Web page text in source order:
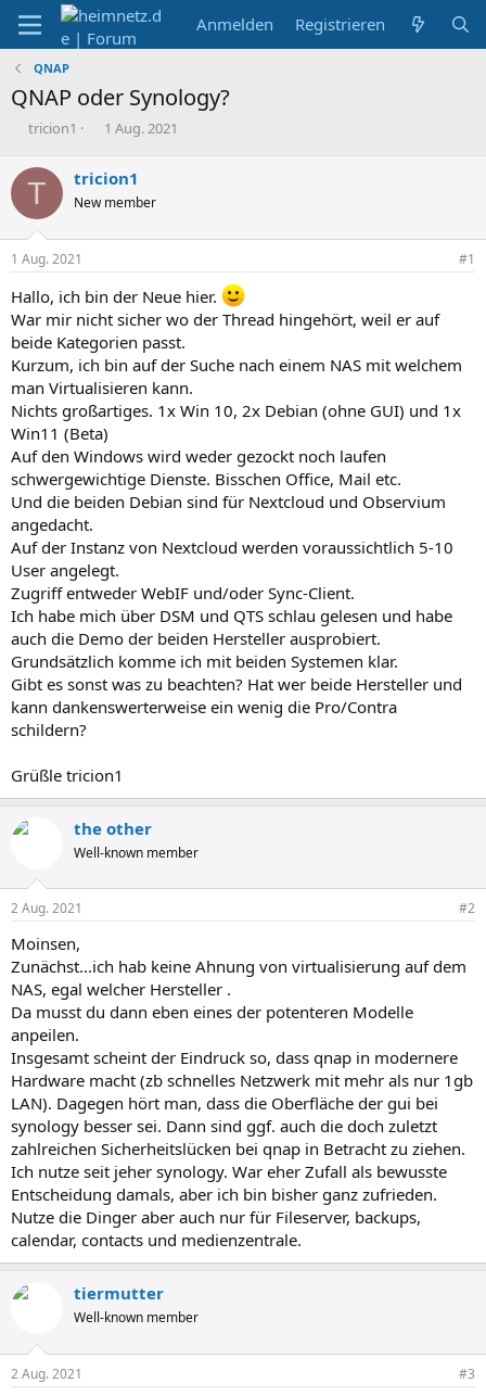
Anmelden Registrieren
QNAP
QNAP oder Synology?
E
s
t
l
l
e
tricion1
E
t
e
l
m
1 Aug. 2021
T tricion1
New member
1 Aug. 2021 #1
Hallo, ich bin der Neue hier.
War mir nicht sicher wo der Thread hingehört, weil er auf
beide Kategorien passt.
Kurzum, ich bin auf der Suche nach einem NAS mit welchem
man Virtualisieren kann.
Nichts großartiges. 1x Win 10, 2x Debian (ohne GUI) und 1x
Win11 (Beta)
Auf den Windows wird weder gezockt noch laufen
schwergewichtige Dienste. Bisschen Office, Mail etc.
Und die beiden Debian sind für Nextcloud und Observium
angedacht.
Auf der Instanz von Nextcloud werden voraussichtlich 5-10
User angelegt.
Zugriff entweder WebIF und/oder Sync-Client.
Ich habe mich über DSM und QTS schlau gelesen und habe
auch die Demo der beiden Hersteller ausprobiert.
Grundsätzlich komme ich mit beiden Systemen klar.
Gibt es sonst was zu beachten? Hat wer beide Hersteller und
kann dankenswerterweise ein wenig die Pro/Contra
schildern?
Grüßle tricion1
the other
Well-known member
2 Aug. 2021 #2
Moinsen,
Zunächst...ich hab keine Ahnung von virtualisierung auf dem
NAS, egal welcher Hersteller .
Da musst du dann eben eines der potenteren Modelle
anpeilen.
Insgesamt scheint der Eindruck so, dass qnap in modernere
Hardware macht (zb schnelles Netzwerk mit mehr als nur 1gb
LAN). Dagegen hört man, dass die Oberfläche der gui bei
synology besser sei. Dann sind ggf. auch die doch zuletzt
zahlreichen Sicherheitslücken bei qnap in Betracht zu ziehen.
Ich nutze seit jeher synology. War eher Zufall als bewusste
Entscheidung damals, aber ich bin bisher ganz zufrieden.
Nutze die Dinger aber auch nur für Fileserver, backups,
calendar, contacts und medienzentrale.
tiermutter
Well-known member
2 Aug. 2021 #3